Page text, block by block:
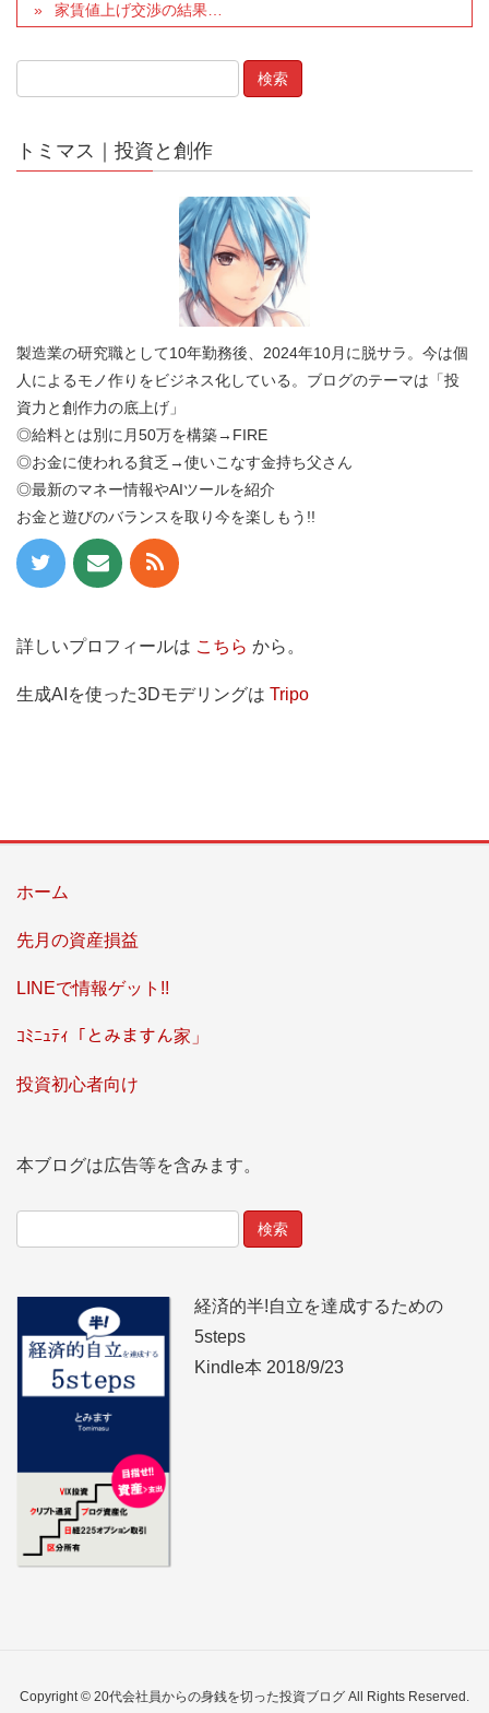
家賃値上げ交渉の結果…
トミマス｜投資と創作
製造業の研究職として10年勤務後、2024年10月に脱サラ。今は個
人によるモノ作りをビジネス化している。ブログのテーマは「投
資力と創作力の底上げ」
◎給料とは別に月50万を構築→FIRE
◎お金に使われる貧乏→使いこなす金持ち父さん
◎最新のマネー情報やAIツールを紹介
お金と遊びのバランスを取り今を楽しもう!!
詳しいプロフィールは こちら ‎から。
生成AIを使った3Dモデリングは Tripo
ホーム
先月の資産損益
LINEで情報ゲット!!
ｺﾐﾆｭﾃｨ「とみますん家」
投資初心者向け
本ブログは広告等を含みます。
経済的半!自立を達成するための
5steps
Kindle本 2018/9/23
Copyright © 20代会社員からの身銭を切った投資ブログ All Rights Reserved.